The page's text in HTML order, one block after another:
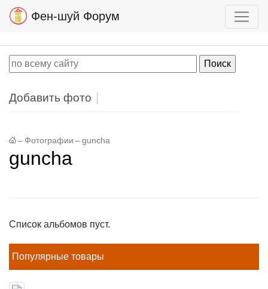
Фен-шуй Форум
Добавить фото
– Фотографии – guncha
guncha
Список альбомов пуст.
Популярные товары